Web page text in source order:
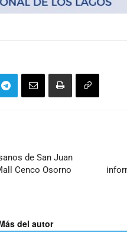
de San Juan
Cenco Osorno
del autor